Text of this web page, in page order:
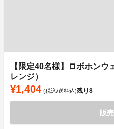
【限定40名様】ロボホン
レンジ）
¥1,404 (税込/送料込)残り8
販